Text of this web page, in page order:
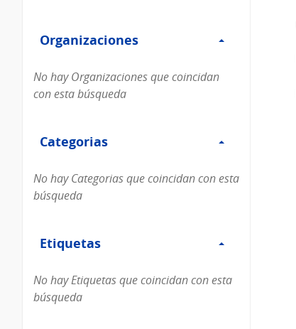
Organizaciones
Organizaciones
No hay Organizaciones que coincidan
con esta búsqueda
Categorias
Categorias
No hay Categorias que coincidan con esta
búsqueda
Etiquetas
Etiquetas
No hay Etiquetas que coincidan con esta
búsqueda